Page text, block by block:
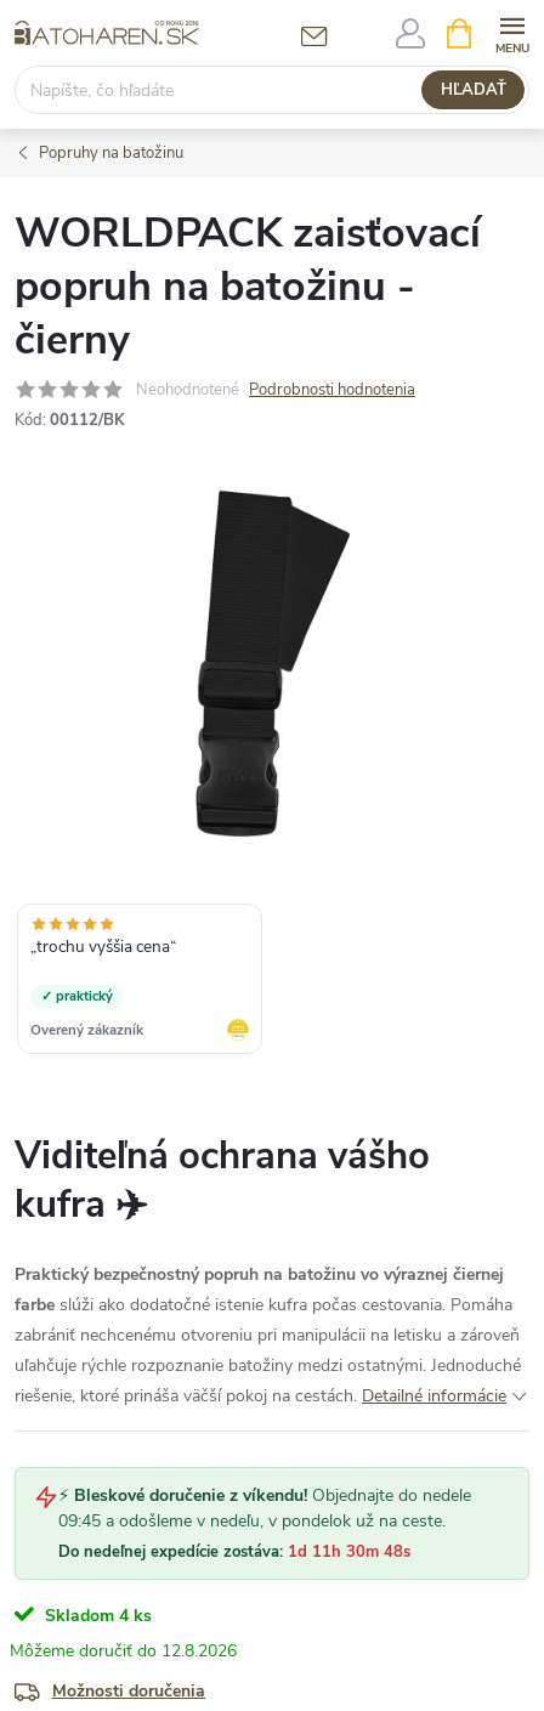
na
obsah
HĽADAŤ
KOŠÍK
Popruhy na batožinu
WORLDPACK zaisťovací
popruh na batožinu -
čierny
Neohodnotené Podrobnosti hodnotenia
Kód: 00112/BK
„trochu vyššia cena“
✓ praktický
Overený zákazník
Viditeľná ochrana vášho
kufra ✈️
Praktický bezpečnostný popruh na batožinu vo výraznej čiernej
farbe slúži ako dodatočné istenie kufra počas cestovania. Pomáha
zabrániť nechcenému otvoreniu pri manipulácii na letisku a zároveň
uľahčuje rýchle rozpoznanie batožiny medzi ostatnými. Jednoduché
riešenie, ktoré prináša väčší pokoj na cestách. Detailné informácie
⚡ Bleskové doručenie z víkendu! Objednajte do nedele
09:45 a odošleme v nedeľu, v pondelok už na ceste.
Do nedeľnej expedície zostáva: 1d 11h 30m 48s
Skladom 4 ks
12.8.2026
Možnosti doručenia